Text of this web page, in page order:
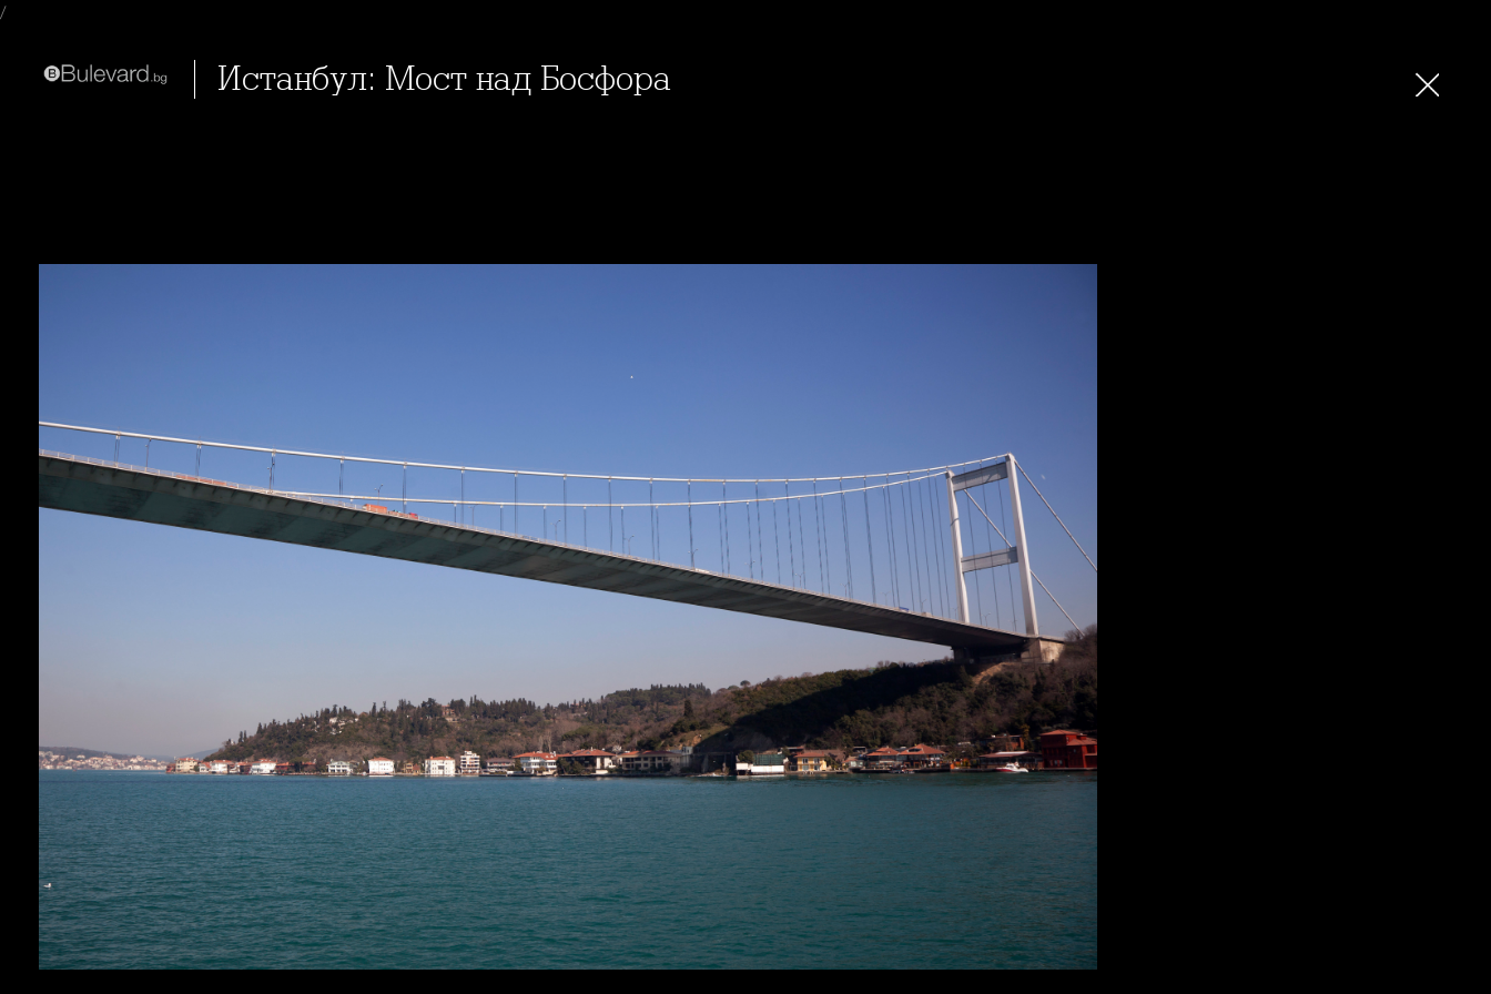
/
Истанбул: Мост над Босфора